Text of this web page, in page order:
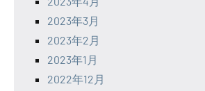
2023年3月
2023年2月
2023年1月
2022年12月